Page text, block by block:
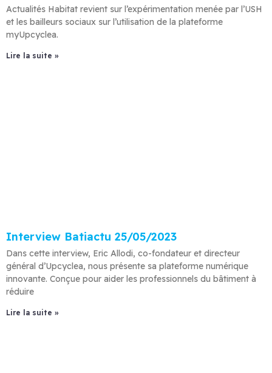
Actualités Habitat revient sur l’expérimentation menée par l’USH
et les bailleurs sociaux sur l’utilisation de la plateforme
myUpcyclea.
Lire la suite »
Interview Batiactu 25/05/2023
Dans cette interview, Eric Allodi, co-fondateur et directeur
général d’Upcyclea, nous présente sa plateforme numérique
innovante. Conçue pour aider les professionnels du bâtiment à
réduire
Lire la suite »